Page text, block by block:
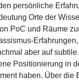
persönliche
Orte der
PoC und Räume
Erfahrungen,
aber auf subtile
Positionierung in
haben. Über die